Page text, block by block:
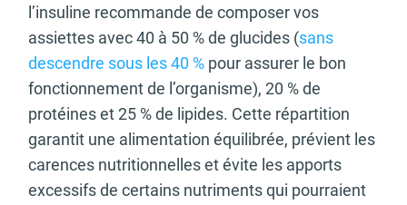
l’insuline recommande de composer vos
assiettes avec 40 à 50 % de glucides (sans
descendre sous les 40 % pour assurer le bon
fonctionnement de l’organisme), 20 % de
protéines et 25 % de lipides. Cette répartition
garantit une alimentation équilibrée, prévient les
carences nutritionnelles et évite les apports
excessifs de certains nutriments qui pourraient